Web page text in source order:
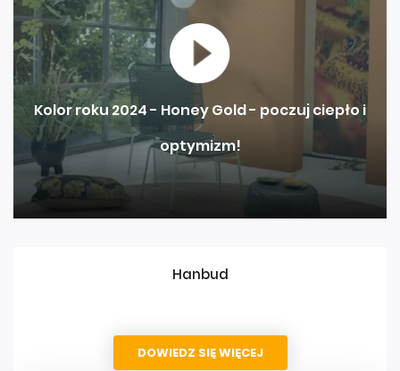
Kolor roku 2024 - Honey Gold - poczuj ciepło i
optymizm!
Hanbud
DOWIEDZ SIĘ WIĘCEJ